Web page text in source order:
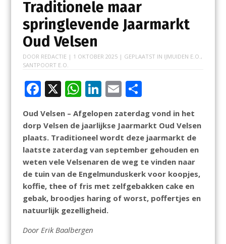
Traditionele maar
springlevende Jaarmarkt
Oud Velsen
DOOR REDACTIE | 1 OKTOBER 2025| GEPLAATST IN IJMUIDEN E.O. ,
SANTPOORT E.O.
F
ac
e
b
o
o
k
X W
h
at
s
A
p
p
Li
k
e
dI
n
E
ai
l
D
e
n
Oud Velsen – Afgelopen zaterdag vond in het
dorp Velsen de jaarlijkse Jaarmarkt Oud Velsen
plaats. Traditioneel wordt deze jaarmarkt de
laatste zaterdag van september gehouden en
weten vele Velsenaren de weg te vinden naar
de tuin van de Engelmunduskerk voor koopjes,
koffie, thee of fris met zelfgebakken cake en
gebak, broodjes haring of worst, poffertjes en
natuurlijk gezelligheid.
Door Erik Baalbergen